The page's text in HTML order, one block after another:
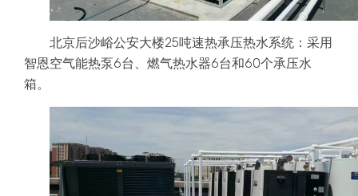
北京后沙峪公安大楼25吨速热承压热水系统：采用
智恩空气能热泵6台、燃气热水器6台和60个承压水
箱。